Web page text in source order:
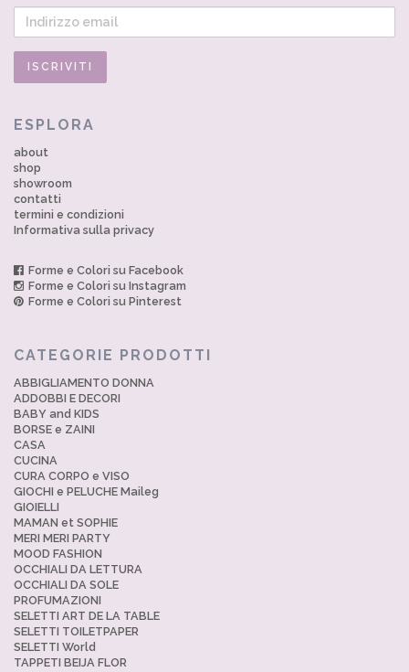
ESPLORA
about
shop
showroom
contatti
termini e condizioni
Informativa sulla privacy
Forme e Colori su Facebook
Forme e Colori su Instagram
Forme e Colori su Pinterest
CATEGORIE PRODOTTI
ABBIGLIAMENTO DONNA
ADDOBBI E DECORI
BABY and KIDS
BORSE e ZAINI
CASA
CUCINA
CURA CORPO e VISO
GIOCHI e PELUCHE Maileg
GIOIELLI
MAMAN et SOPHIE
MERI MERI PARTY
MOOD FASHION
OCCHIALI DA LETTURA
OCCHIALI DA SOLE
PROFUMAZIONI
SELETTI ART DE LA TABLE
SELETTI TOILETPAPER
SELETTI World
TAPPETI BEIJA FLOR